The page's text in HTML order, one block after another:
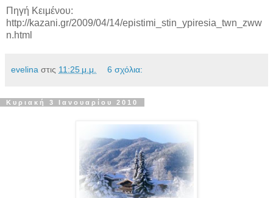
Πηγή Κειμένου:
http://kazani.gr/2009/04/14/epistimi_stin_ypiresia_twn_zww
n.html
evelina στις 11:25 μ.μ. 6 σχόλια:
Κυριακή 3 Ιανουαρίου 2010